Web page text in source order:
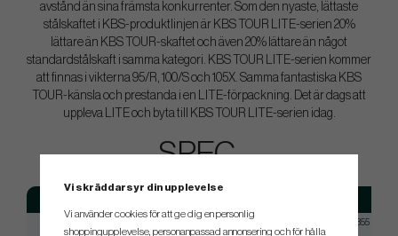
avstånd än sina främsta konkurrenter. Som den nyaste, lättaste
stålskaftet i KBS-produktlinjen är KBS TOUR LITE-serien 20%
lättare än KBS TOUR-skaftet och även 20% lättare än något
standardstålskaft i samma kategori. KBS TOUR LITE-serien kommer
att finnas i vikterna 95/R, 100/S och 105X. Samma fantastiska KBS
TOUR-känsla och prestanda i en LITE-förpackning. Det är dags att
uppleva LITE och byta till KBS TOUR LITE-serien idag.
SPEC.
Taper 0.355
Vi skräddarsyr din upplevelse
Vi använder cookies för att ge dig en personlig
shoppingupplevelse, personanpassad annonsering och för hålla